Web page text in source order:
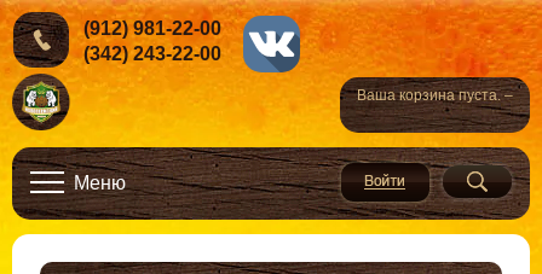
Ваша корзина пуста. –
(912) 981-22-00
(342) 243-22-00
Меню